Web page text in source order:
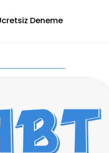
Deneme